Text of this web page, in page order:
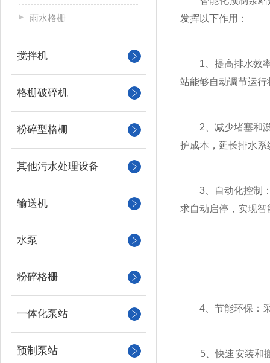
雨水格栅
搅拌机
格栅破碎机
粉碎型格栅
其他污水处理设备
输送机
水泵
粉碎格栅
一体化泵站
预制泵站
发挥以下作用：
1、提高排水效率
站能够自动调节运
2、减少堵塞和淤
护成本，延长排水
3、自动化控制：
求自动启停，实现智
4、节能环保：采
5、快速安装和搬